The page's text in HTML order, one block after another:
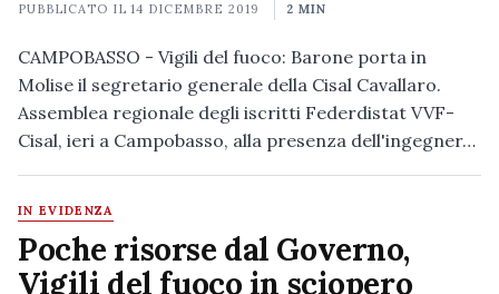
PUBBLICATO IL14 DICEMBRE 2019 2 MIN
CAMPOBASSO - Vigili del fuoco: Barone porta in
Molise il segretario generale della Cisal Cavallaro.
Assemblea regionale degli iscritti Federdistat VVF-
Cisal, ieri a Campobasso, alla presenza dell'ingegner…
IN EVIDENZA
Poche risorse dal Governo,
Vigili del fuoco in sciopero